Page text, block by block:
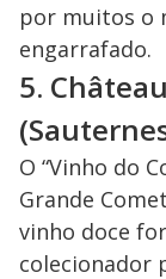
por muitos o
engarrafado.
5.
O “Vinho do
Grande
vinho doce
colecionador